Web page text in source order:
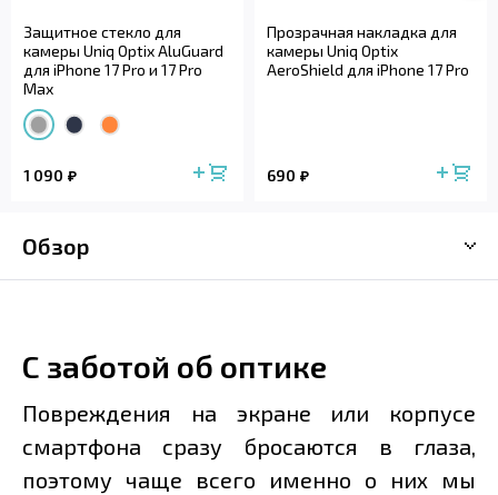
Защитное стекло для
камеры Uniq Optix AluGuard
для iPhone 17 Pro и 17 Pro
Max
1 090
Прозрачная накладка для
камеры Uniq Optix
AeroShield для iPhone 17 Pro
690
Обзор
С заботой об оптике
Повреждения на экране или корпусе
смартфона сразу бросаются в глаза,
поэтому чаще всего именно о них мы